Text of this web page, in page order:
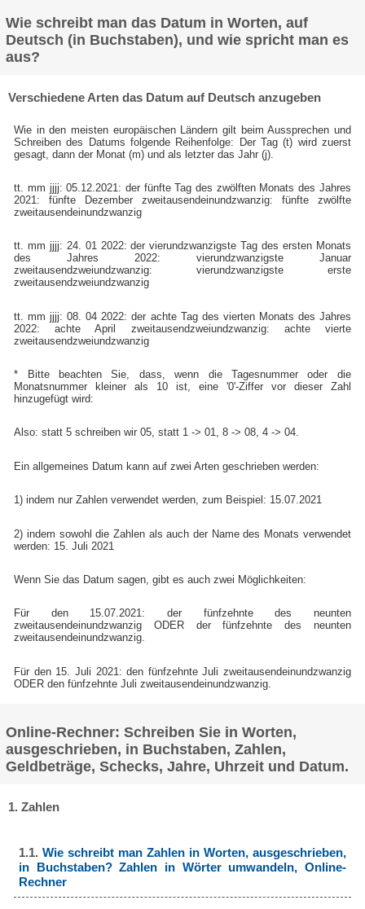
Wie schreibt man das Datum in Worten, auf
Deutsch (in Buchstaben), und wie spricht man es
aus?
Verschiedene Arten das Datum auf Deutsch anzugeben
Wie in den meisten europäischen Ländern gilt beim Aussprechen und
Schreiben des Datums folgende Reihenfolge: Der Tag (t) wird zuerst
gesagt, dann der Monat (m) und als letzter das Jahr (j).
tt. mm jjjj: 05.12.2021: der fünfte Tag des zwölften Monats des Jahres
2021: fünfte Dezember zweitausendeinundzwanzig: fünfte zwölfte
zweitausendeinundzwanzig
tt. mm jjjj: 24. 01 2022: der vierundzwanzigste Tag des ersten Monats
des Jahres 2022: vierundzwanzigste Januar
zweitausendzweiundzwanzig: vierundzwanzigste erste
zweitausendzweiundzwanzig
tt. mm jjjj: 08. 04 2022: der achte Tag des vierten Monats des Jahres
2022: achte April zweitausendzweiundzwanzig: achte vierte
zweitausendzweiundzwanzig
* Bitte beachten Sie, dass, wenn die Tagesnummer oder die
Monatsnummer kleiner als 10 ist, eine '0'-Ziffer vor dieser Zahl
hinzugefügt wird:
Also: statt 5 schreiben wir 05, statt 1 -> 01, 8 -> 08, 4 -> 04.
Ein allgemeines Datum kann auf zwei Arten geschrieben werden:
1) indem nur Zahlen verwendet werden, zum Beispiel: 15.07.2021
2) indem sowohl die Zahlen als auch der Name des Monats verwendet
werden: 15. Juli 2021
Wenn Sie das Datum sagen, gibt es auch zwei Möglichkeiten:
Für den 15.07.2021: der fünfzehnte des neunten
zweitausendeinundzwanzig ODER der fünfzehnte des neunten
zweitausendeinundzwanzig.
Für den 15. Juli 2021: den fünfzehnte Juli zweitausendeinundzwanzig
ODER den fünfzehnte Juli zweitausendeinundzwanzig.
Online-Rechner: Schreiben Sie in Worten,
ausgeschrieben, in Buchstaben, Zahlen,
Geldbeträge, Schecks, Jahre, Uhrzeit und Datum.
1. Zahlen
1.1.Wie schreibt man Zahlen in Worten, ausgeschrieben,
in Buchstaben? Zahlen in Wörter umwandeln, Online-
Rechner